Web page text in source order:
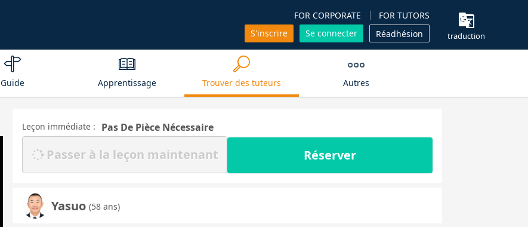
FOR CORPORATE
FOR TUTORS
S'inscrire
Se connecter Réadhésion traduction
Guide Apprentissage Trouver des tuteurs Autres
Leçon immédiate : Pas De Pièce Nécessaire
Passer à la leçon maintenant Réserver
Yasuo (58 ans)